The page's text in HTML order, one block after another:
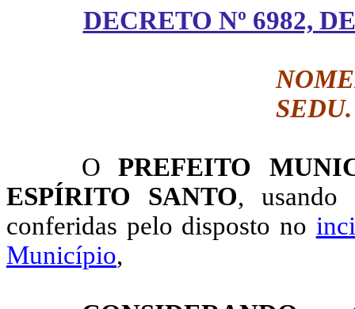
DECRETO Nº 6982,
SEDU.
OPREFEITO
ESPÍRITO SANTO, usando
conferidas pelo disposto no
Município,